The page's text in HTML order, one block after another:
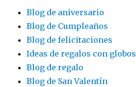
Blog de aniversario
Blog de Cumpleaños
Blog de felicitaciones
Ideas de regalos con globos
Blog de regalo
Blog de San Valentín